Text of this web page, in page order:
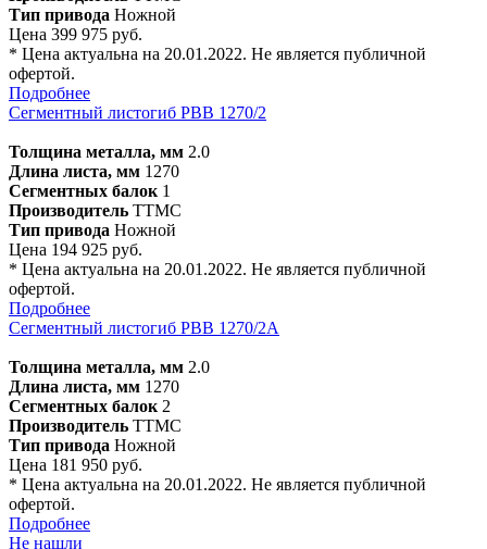
Тип привода Ножной
Цена 399 975 руб.
* Цена актуальна на 20.01.2022. Не является публичной
офертой.
Подробнее
Сегментный листогиб PBB 1270/2
Толщина металла, мм 2.0
Длина листа, мм 1270
Сегментных балок 1
Производитель TTMC
Тип привода Ножной
Цена 194 925 руб.
* Цена актуальна на 20.01.2022. Не является публичной
офертой.
Подробнее
Сегментный листогиб PBB 1270/2A
Толщина металла, мм 2.0
Длина листа, мм 1270
Сегментных балок 2
Производитель TTMC
Тип привода Ножной
Цена 181 950 руб.
* Цена актуальна на 20.01.2022. Не является публичной
офертой.
Подробнее
Не нашли